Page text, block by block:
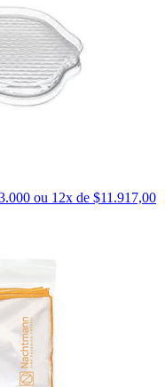
ou 12x de $11.917,00